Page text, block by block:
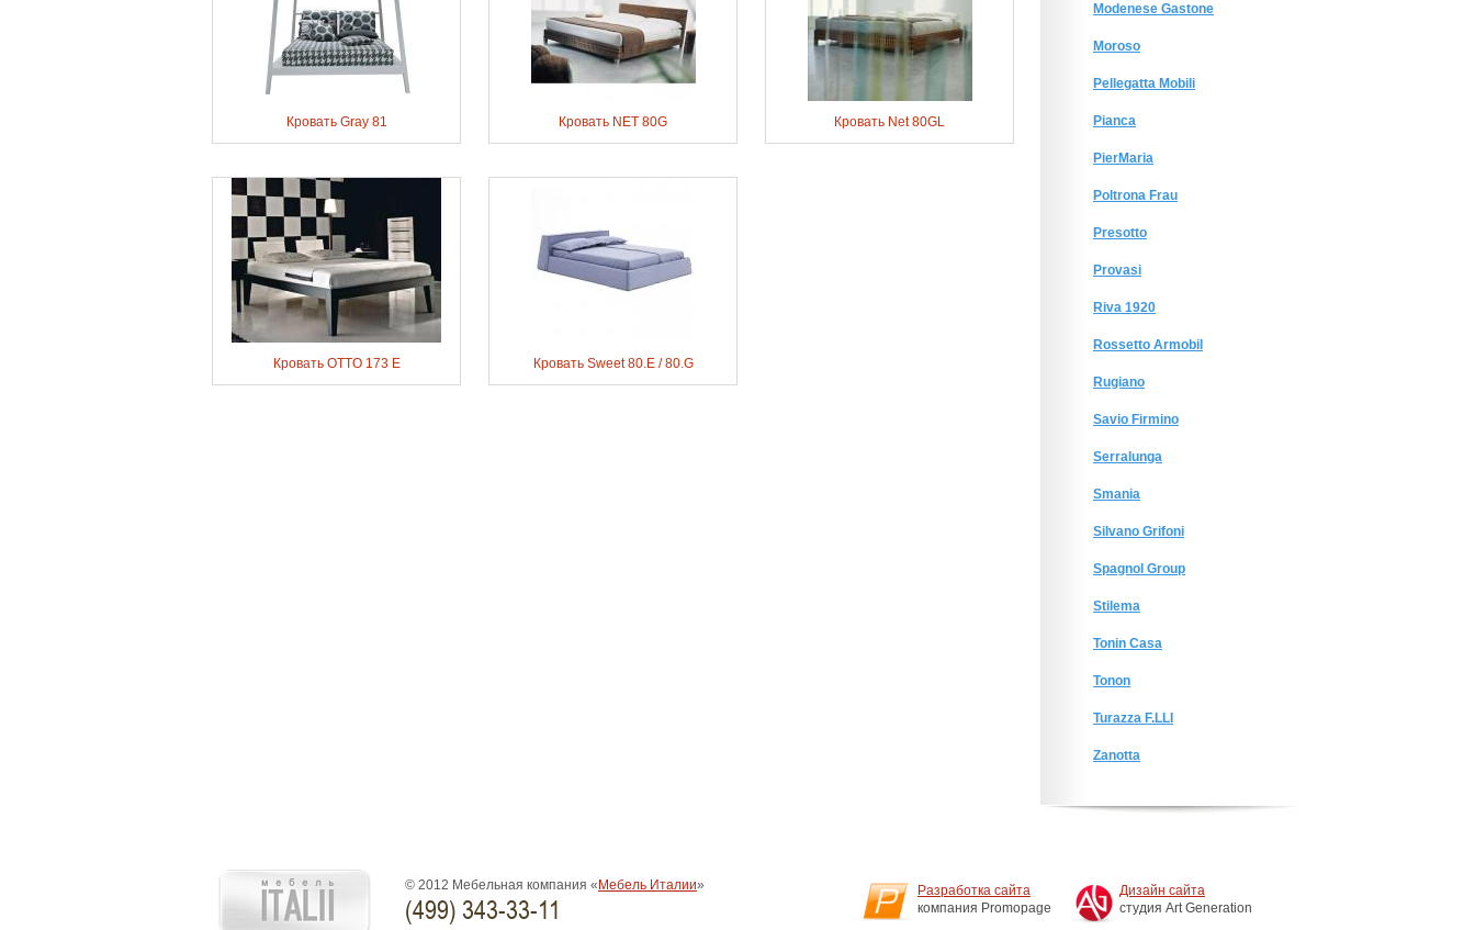
Кровать Gray 81 Кровать NET 80G Кровать Net 80GL
Кровать OTTO 173 E Кровать Sweet 80.E / 80.G
Modenese Gastone
Moroso
Pellegatta Mobili
Pianca
PierMaria
Poltrona Frau
Presotto
Provasi
Riva 1920
Rossetto Armobil
Rugiano
Savio Firmino
Serralunga
Smania
Silvano Grifoni
Spagnol Group
Stilema
Tonin Casa
Tonon
Turazza F.LLI
Zanotta
© 2012 Мебельная компания « Мебель Италии»
(499) 343-33-11
Дизайн сайта
студия Art Generation
Разработка сайта
компания Promopage